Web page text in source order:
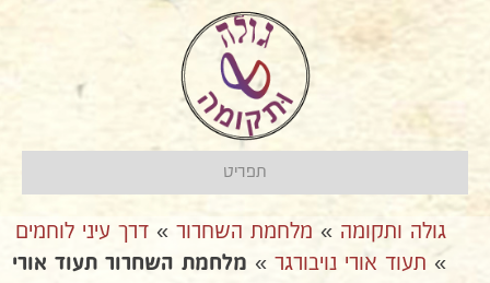
תפריט
גולה ותקומה » מלחמת השחרור » דרך עיני לוחמים
» תעוד אורי נויבורגר » מלחמת השחרור תעוד אורי